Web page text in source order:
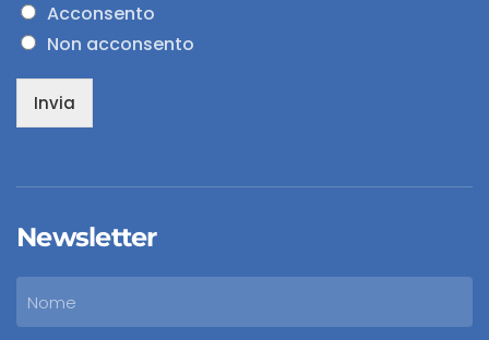
Acconsento
Non acconsento
Invia
Newsletter